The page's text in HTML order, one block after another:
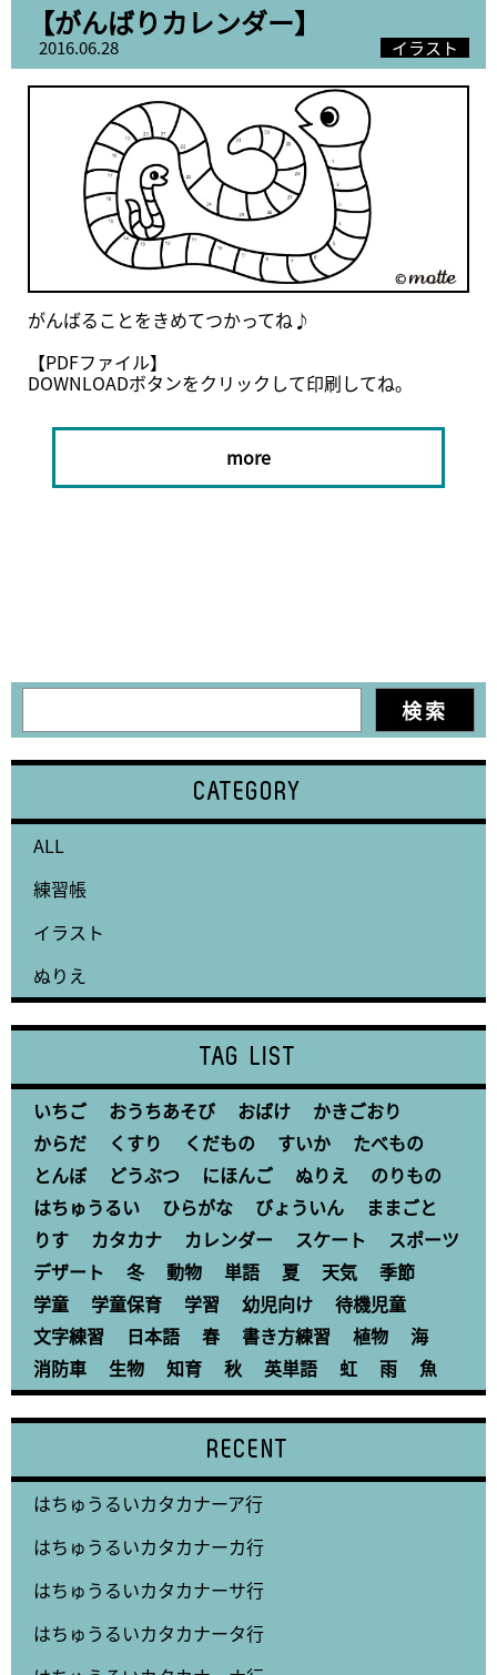
【がんばりカレンダー】
2016.06.28 イラスト
がんばることをきめてつかってね♪
【PDFファイル】
DOWNLOADボタンをクリックして印刷してね。
more
CATEGORY
ALL
練習帳
イラスト
ぬりえ
TAG LIST
いちご おうちあそび おばけ
かきごおり
からだ
くすり くだもの すいか
たべもの
とんぼ
どうぶつ にほんご ぬりえ
のりもの
はちゅうるい
ひらがな びょういん
ままごと
りす
カタカナ カレンダー スケート
スポーツ
デザート
冬 動物 単語 夏 天気
季節
学童
学童保育 学習 幼児向け
待機児童
文字練習
日本語 春 書き方練習 植物
海
消防車
生物 知育 秋 英単語 虹 雨 魚
RECENT
はちゅうるいカタカナーア行
はちゅうるいカタカナーカ行
はちゅうるいカタカナーサ行
はちゅうるいカタカナータ行